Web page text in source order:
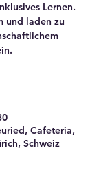
Lernen.
und laden zu
Cafeteria,
Schweiz